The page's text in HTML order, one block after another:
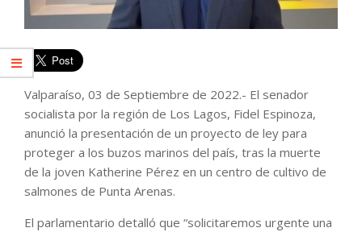
Valparaíso, 03 de Septiembre de 2022.- El senador
socialista por la región de Los Lagos, Fidel Espinoza,
anunció la presentación de un proyecto de ley para
proteger a los buzos marinos del país, tras la muerte
de la joven Katherine Pérez en un centro de cultivo de
salmones de Punta Arenas.
El parlamentario detalló que “solicitaremos urgente una